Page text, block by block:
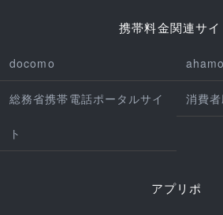
携帯料金関連サイ
docomo ahamo
総務省携帯電話ポータルサイ
ト
消費
アプリポ